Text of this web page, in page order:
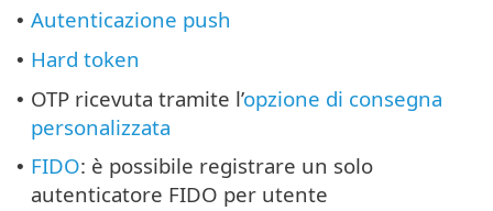
• Autenticazione push
• Hard token
• OTP ricevuta tramite l’opzione di consegna
personalizzata
• FIDO: è possibile registrare un solo
autenticatore FIDO per utente